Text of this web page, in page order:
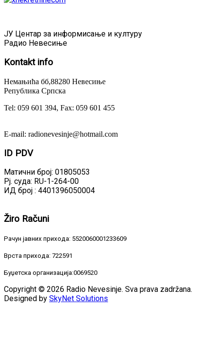
ЈУ Центар за информисање и културу
Радио Невесиње
Kontaktinfo
Немањића бб,88280 Невесиње
Република Српска
Tel: 059 601 394, Fax: 059 601 455
E-mail: radionevesinje@hotmail.com
ID PDV
Матични број: 01805053
Рј. суда: RU-1-264-00
ИД број : 4401396050004
Žiro Računi
Рачун јавних прихода: 5520060001233609
Врста прихода: 722591
Буџетска организација:0069520
Copyright © 2026 Radio Nevesinje. Sva prava zadržana.
Designed by SkyNet Solutions